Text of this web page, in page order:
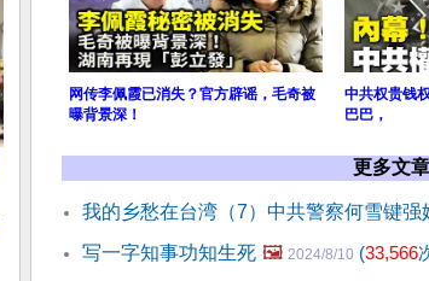
网传李佩霞已消失？官方辟谣，毛奇被
曝背景深！
中共权贵钱
巴巴，
更多文
我的乡愁在台湾（7）中共警察何雪键强
写一字知事功知生死 🖼️ 2024/8/10 (33,566